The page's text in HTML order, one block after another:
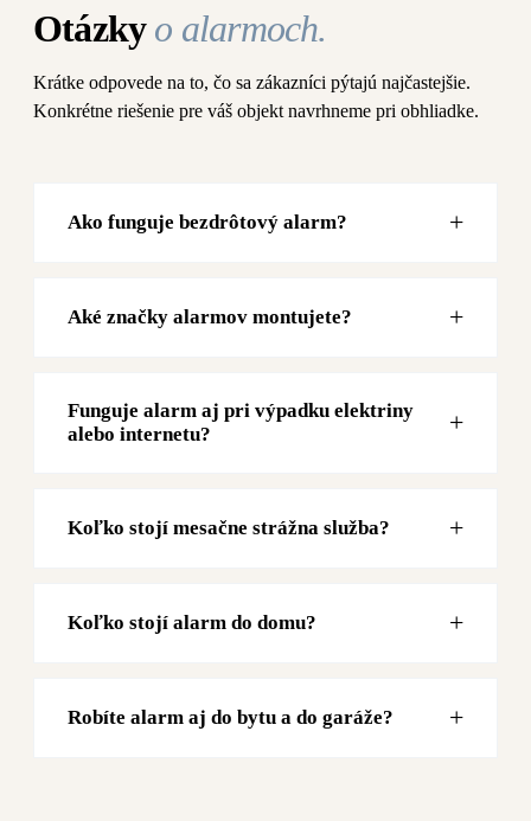
Otázkyo alarmoch.
Krátke odpovede na to, čo sa zákazníci pýtajú najčastejšie.
Konkrétne riešenie pre váš objekt navrhneme pri obhliadke.
Ako funguje bezdrôtový alarm?
Aké značky alarmov montujete?
Funguje alarm aj pri výpadku elektriny
alebo internetu?
Koľko stojí mesačne strážna služba?
Koľko stojí alarm do domu?
Robíte alarm aj do bytu a do garáže?